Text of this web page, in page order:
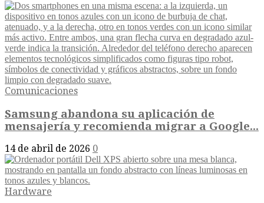
Comunicaciones
Samsung abandona su aplicación de
mensajería y recomienda migrar a Google...
14 de abril de 2026 0
Hardware